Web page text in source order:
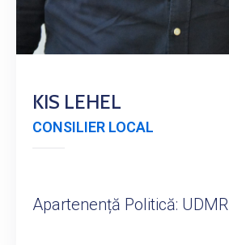
KIS LEHEL
CONSILIER LOCAL
Apartenență Politică: UDMR